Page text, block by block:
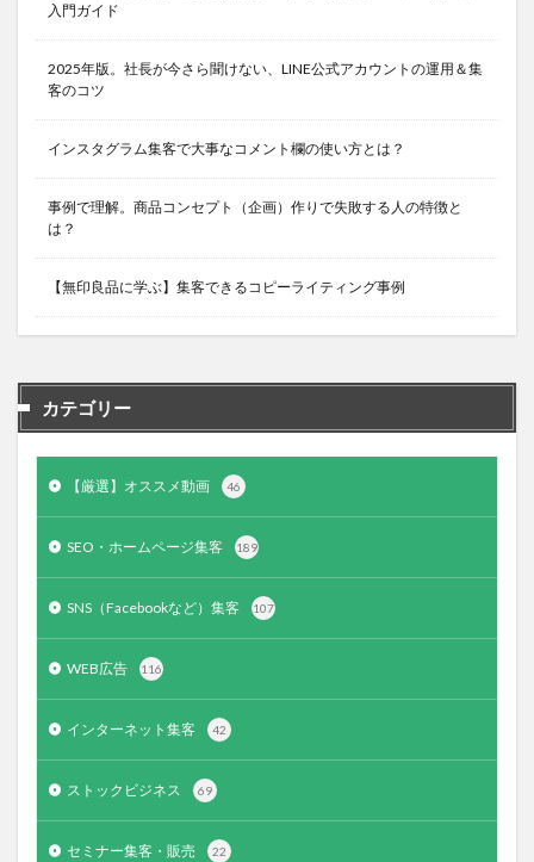
入門ガイド
2025年版。社長が今さら聞けない、LINE公式アカウントの運用＆集
客のコツ
インスタグラム集客で大事なコメント欄の使い方とは？
事例で理解。商品コンセプト（企画）作りで失敗する人の特徴と
は？
【無印良品に学ぶ】集客できるコピーライティング事例
カテゴリー
【厳選】オススメ動画 46
SEO・ホームページ集客 189
SNS（Facebookなど）集客 107
WEB広告 116
インターネット集客 42
ストックビジネス 69
セミナー集客・販売 22